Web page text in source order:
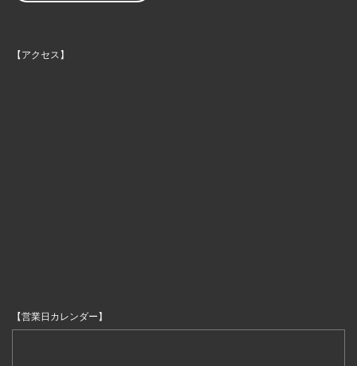
【アクセス】
【営業日カレンダー】